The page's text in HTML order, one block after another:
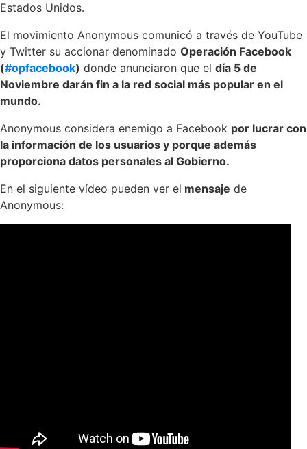
Estados Unidos.
El movimiento Anonymous comunicó a través de YouTube
y Twitter su accionar denominado Operación Facebook
(#opfacebook) donde anunciaron que el día 5 de
Noviembre darán fin a la red social más popular en el
mundo.
Anonymous considera enemigo a Facebook por lucrar con
la información de los usuarios y porque además
proporciona datos personales al Gobierno.
En el siguiente vídeo pueden ver el mensaje de
Anonymous: